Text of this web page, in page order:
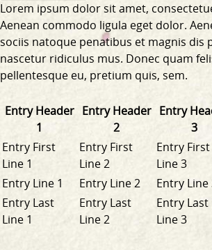
Lorem ipsum dolor sit amet,
Aenean commodo ligula eget dolor.
sociis natoque penatibus et magnis dis
nascetur ridiculus mus. Donec quam
pellentesque eu, pretium quis, sem.
Entry Header
1
Entry Header
2
Entry
3
Entry First
Line 1
Entry First
Line 2
Entry First
Line 3
Entry Line 1
Entry Line 2 Entry Line
Entry Last
Line 1
Entry Last
Line 2
Entry Last
Line 3